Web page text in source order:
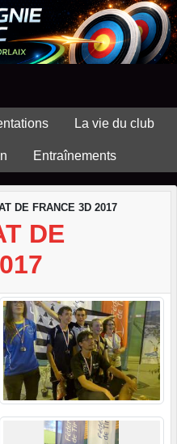
La vie du club
Entraînements
DE FRANCE 3D 2017
DE